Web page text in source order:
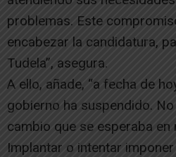
problemas. Este
encabezar la candidatura,
Tudela”, asegura.
A ello, añade, “a fecha de
gobierno ha suspendido.
cambio que se esperaba en
Implantar o intentar